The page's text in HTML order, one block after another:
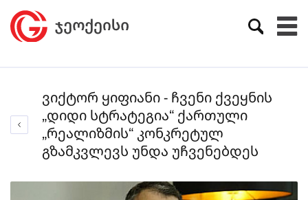
ვიქტორ ყიფიანი - ჩვენი ქვეყნის
„დიდი სტრატეგია“ ქართული
„რეალიზმის“ კონკრეტულ
გზამკვლევს უნდა უჩვენებდეს